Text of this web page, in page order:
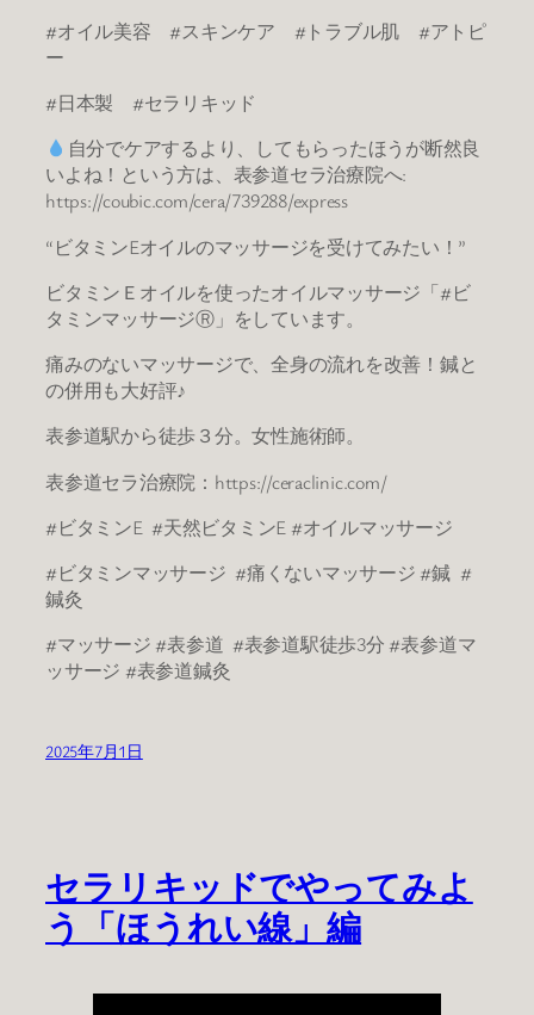
#オイル美容 #スキンケア #トラブル肌 #アトピ
ー
#日本製 #セラリキッド
自分でケアするより、してもらったほうが断然良
いよね！という方は、表参道セラ治療院へ:
https://coubic.com/cera/739288/express
“ビタミンEオイルのマッサージを受けてみたい！”
ビタミンＥオイルを使ったオイルマッサージ「#ビ
タミンマッサージⓇ」をしています。
痛みのないマッサージで、全身の流れを改善！鍼と
の併用も大好評♪
表参道駅から徒歩３分。女性施術師。
表参道セラ治療院：https://ceraclinic.com/
#ビタミンE #天然ビタミンE #オイルマッサージ
#ビタミンマッサージ #痛くないマッサージ #鍼 #
鍼灸
#マッサージ #表参道 #表参道駅徒歩3分 #表参道マ
ッサージ #表参道鍼灸
2025年7月1日
セラリキッドでやってみよ
う「ほうれい線」編